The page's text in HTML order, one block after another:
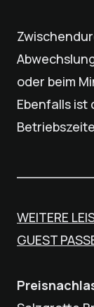
oder beim
Ebenfalls ist
WEITERE
GUEST